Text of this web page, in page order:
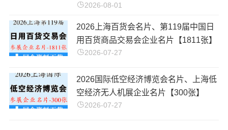
2026-08-01
2026上海百货会名片、第119届中国日
用百货商品交易会企业名片【1811张】
2026-07-27
2026国际低空经济博览会名片、上海低
空经济无人机展企业名片【300张】
2026-07-27